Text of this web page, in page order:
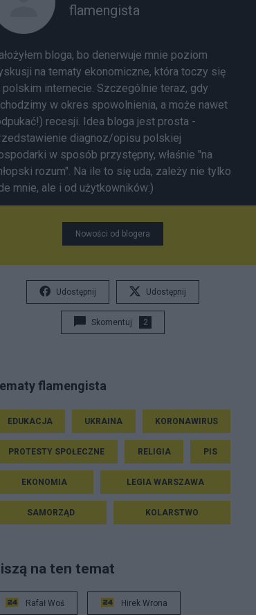
flamengista
bloga, bo denerwuje mnie poziom
na tematy ekonomiczne, która toczy się
polskim internecie. Szczególnie teraz, gdy
w okres spowolnienia, a może nawet
recesji. Idea bloga jest prosta -
diagnoz/opisu polskiej
w sposób przystępny, właśnie "na
rozum". Na ile to się uda, zależy nie tylko
mnie, ale i od użytkowników:)
Nowości od blogera
Udostępnij Udostępnij
Skomentuj 2
flamengista
EDUKACJA UKRAINA KORONAWIRUS
PROTESTY SPOŁECZNE RELIGIA PIS
EKONOMIA LEGIA WARSZAWA
SAMORZĄD KOLARSTWO
na ten temat
Rafał Woś Hirek Wrona